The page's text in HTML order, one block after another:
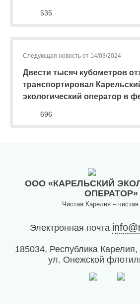
535
Следующая новость от 14/03/2024
Двести тысяч кубометров
транспортировал
экологический оператор в
696
ООО «КАРЕЛЬСКИЙ
ОПЕРАТОР»
Чистая Карелия – чистая
Электронная почта
185034, Республика Карелия,
ул. Онежской